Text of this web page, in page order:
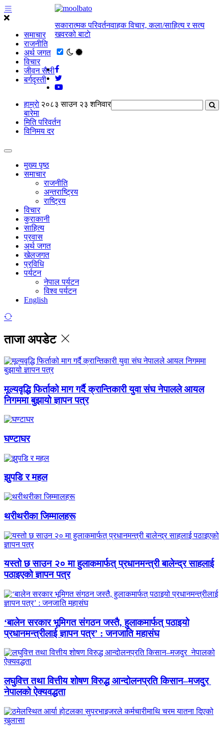
समाचार
राजनीति
अर्थ जगत
विचार
जीवन सैली
बर्गदृस्ती
सकारात्मक परिवर्तनवाहक विचार, कला/साहित्य र सत्य
खवरको बाटाे
२०८३ साउन २३ शनिवार
हाम्राे
बारेमा
मिति परिवर्तन
विनिमय दर
मुख्य पृष्ठ
समाचार
राजनीति
अन्तराष्ट्रिय
राष्ट्रिय
विचार
कुराकानी
साहित्य
प्रवास
अर्थ जगत
खेलजगत
प्रविधि
पर्यटन
नेपाल पर्यटन
विश्व पर्यटन
English
ताजा अपडेट
मूल्यवृद्धि फिर्ताको माग गर्दै क्रान्तिकारी युवा संघ नेपालले आयल
निगममा बुझायो ज्ञापन पत्र
घण्टाघर
झुपडि र महल
थरीथरीका जिम्मालहरू
यस्तो छ साउन २० मा हुलाकमार्फत् प्रधानमन्त्री बालेन्द्र साहलाई
पठाइएको ज्ञापन पत्र
‘बालेन सरकार भूमिगत संगठन जस्तै, हुलाकमार्फत् पठाइयो
प्रधानमन्त्रीलाई ज्ञापन पत्र’ : जनजाति महासंघ
लघुवित्त तथा वित्तीय शोषण विरुद्ध आन्दोलनप्रति किसान–मजदुर
नेपालको ऐक्यवद्धता